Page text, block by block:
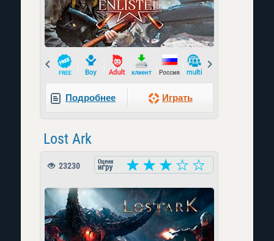
Prev
Подробнее Играть
Lost Ark
23230